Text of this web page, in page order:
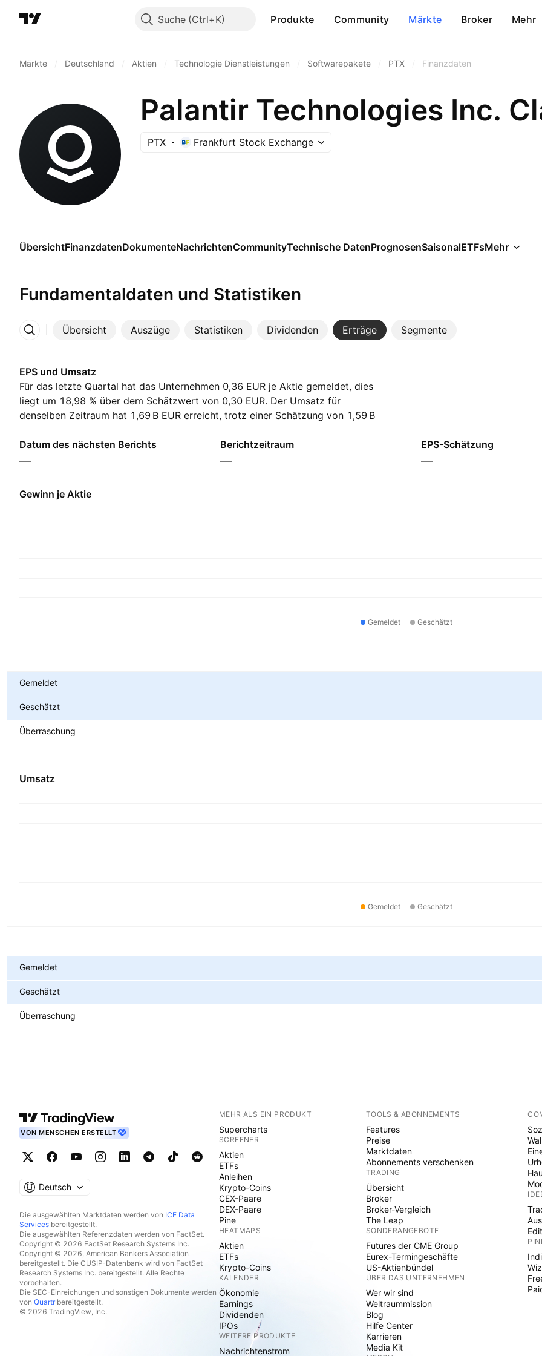
Suche Produkte Community Märkte Broker Mehr
Märkte Deutschland Aktien Technologie Dienstleistungen Softwarepakete PTX Finanzdaten
Palantir Technologies Inc.
PTX Frankfurt Stock Exchange
ÜbersichtFinanzdatenDokumenteNachrichtenCommunityTechnische DatenPrognosenSaisonalETFsMehr
Fundamentaldaten und Statistiken
Übersicht Auszüge Statistiken Dividenden Erträge Segmente
Mehr
EPS und Umsatz
Für das letzte Quartal hat das Unternehmen 0,36 EUR je Aktie gemeldet, dies
liegt um 18,98 % über dem Schätzwert von 0,30 EUR. Der Umsatz für
denselben Zeitraum hat ‪1,69 B‬ EUR erreicht, trotz einer Schätzung von ‪1,59 B‬
von 0,36 EUR und einen Umsatz von ‪1,88 B‬ EUR.
Datum des nächsten Berichts
—
Berichtzeitraum
—
EPS-Schätzung
—
Gewinn je Aktie
Gemeldet Geschätzt
Gemeldet
Geschätzt
Überraschung
Umsatz
Gemeldet Geschätzt
Gemeldet
Geschätzt
Überraschung
VON MENSCHEN ERSTELLT
Deutsch
Die ausgewählten Marktdaten werden von ICE Data
Services bereitgestellt.
Die ausgewählten Referenzdaten werden von FactSet.
Copyright © 2026 FactSet Research Systems Inc.
Copyright © 2026, American Bankers Association
bereitgestellt. Die CUSIP-Datenbank wird von FactSet
Research Systems Inc. bereitgestellt. Alle Rechte
vorbehalten.
Die SEC-Einreichungen und sonstigen Dokumente werden
von Quartrbereitgestellt.
© 2026 TradingView, Inc.
MEHR ALS EIN PRODUKT
Supercharts
SCREENER
Aktien
ETFs
Anleihen
Krypto-Coins
CEX-Paare
DEX-Paare
Pine
HEATMAPS
Aktien
ETFs
Krypto-Coins
KALENDER
Ökonomie
Earnings
Dividenden
IPOs
WEITERE PRODUKTE
Nachrichtenstrom
TOOLS & ABONNEMENTS
Features
Preise
Marktdaten
Abonnements verschenken
TRADING
Übersicht
Broker
Broker-Vergleich
The Leap
SONDERANGEBOTE
Futures der CME Group
Eurex-Termingeschäfte
US-Aktienbündel
ÜBER DAS UNTERNEHMEN
Wer wir sind
Weltraummission
Blog
Hilfe Center
Karrieren
Media Kit